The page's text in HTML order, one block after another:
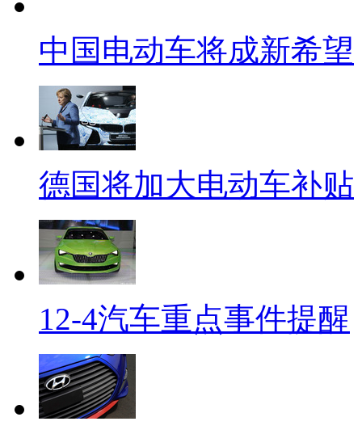
中国电动车将成新希望
德国将加大电动车补贴
12-4汽车重点事件提醒